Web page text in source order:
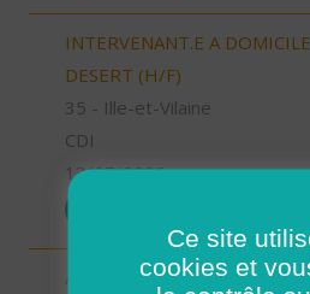
INTERVENANT.E A
DESERT (H/F)
35 - Ille-et-Vilaine
CDI
13/07/2026
Aide à domicile Cléon
Ce site
cookies et